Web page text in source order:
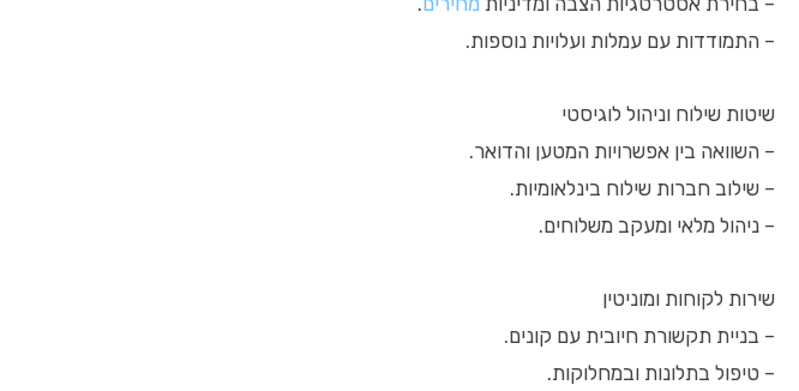
– התמודדות עם עמלות ועלויות נוספות.
שיטות שילוח וניהול לוגיסטי
– השוואה בין אפשרויות המטען והדואר.
– שילוב חברות שילוח בינלאומיות.
– ניהול מלאי ומעקב משלוחים.
שירות לקוחות ומוניטין
– בניית תקשורת חיובית עם קונים.
– טיפול בתלונות ובמחלוקות.